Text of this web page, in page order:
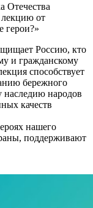
Отечества
от
герои?»
Россию, кто
и гражданскому
способствует
бережного
наследию народов
качеств
нашего
поддерживают